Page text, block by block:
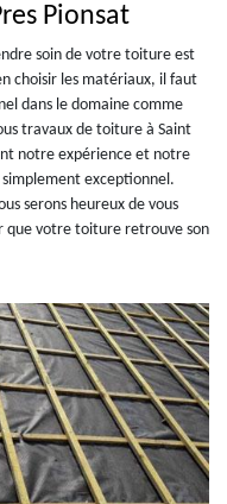
Pionsat
soin de votre toiture est
choisir les matériaux, il faut
dans le domaine comme
travaux de toiture à Saint
notre expérience et notre
exceptionnel.
serons heureux de vous
que votre toiture retrouve son